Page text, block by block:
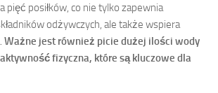
pięć posiłków, co nie tylko zapewnia
odżywczych, ale także wspiera
Ważne jest również picie dużej ilości wody
fizyczna, które są kluczowe dla